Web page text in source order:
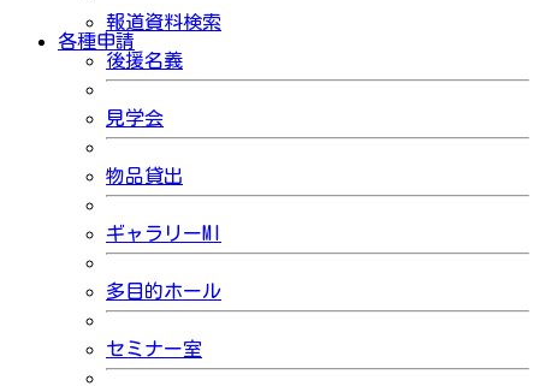
報道資料検索
各種申請
後援名義
見学会
物品貸出
ギャラリーMI
多目的ホール
セミナー室